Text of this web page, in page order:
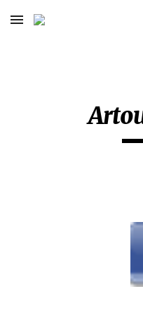
Skip to main content